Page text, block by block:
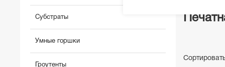
Субстраты
Умные горшки
Гроутенты